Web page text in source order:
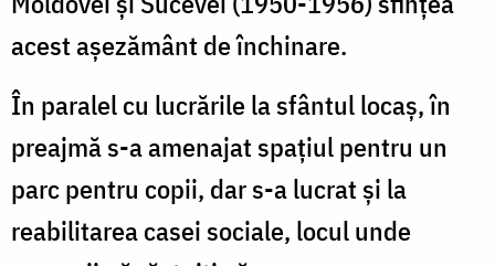
acest aşezământ de închinare.
În paralel cu lucrările la sfântul locaş, în
preajmă s-a amenajat spaţiul pentru un
parc pentru copii, dar s-a lucrat şi la
reabilitarea casei sociale, locul unde